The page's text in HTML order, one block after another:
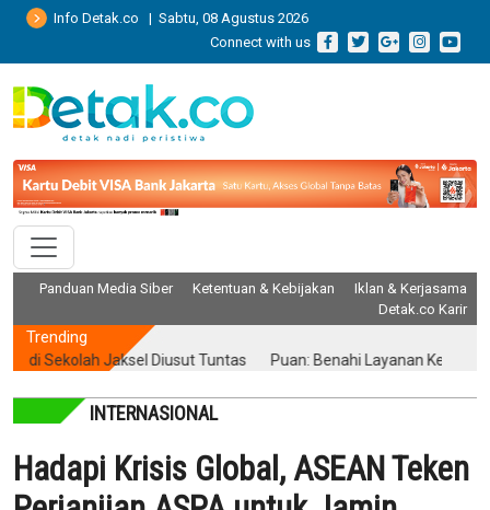
Info Detak.co | Sabtu, 08 Agustus 2026
Connect with us
Panduan Media Siber Ketentuan & Kebijakan
Iklan & Kerjasama
Detak.co Karir
Trending
Jaksel Diusut Tuntas Puan: Benahi Layanan Kesehatan
INTERNASIONAL
Hadapi Krisis Global, ASEAN Teken